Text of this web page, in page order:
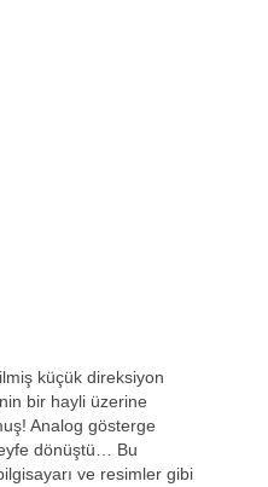
küçük direksiyon
bir hayli üzerine
Analog gösterge
dönüştü… Bu
ve resimler gibi